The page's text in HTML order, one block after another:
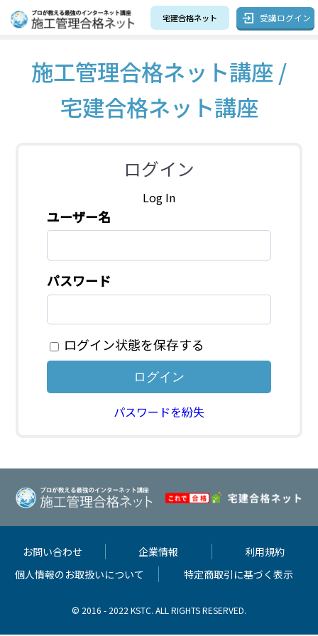
宅建合格ネット 受講ログイン
施工管理合格ネット講座 /
宅建合格ネット講座
ログイン
Log In
ユーザー名
パスワード
ログイン状態を保存する
パスワードを紛失
お問い合わせ 企業情報
利用規約
個人情報のお取扱いについて
特定商取引に基づく表示
© 2016 - 2022 KSTC. ALL RIGHTS RESERVED.